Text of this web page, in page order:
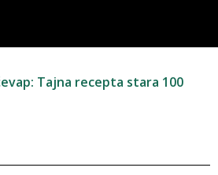
Tajna recepta stara 100